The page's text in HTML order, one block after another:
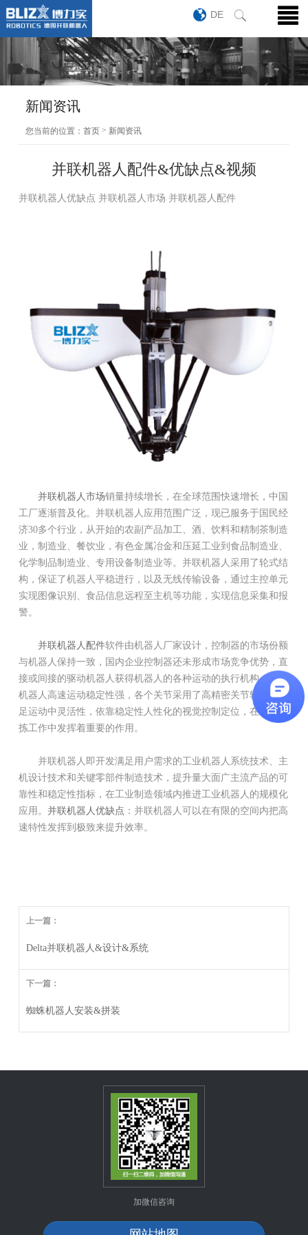
DE
新闻资讯
您当前的位置：首页 > 新闻资讯
并联机器人配件&优缺点&视频
并联机器人优缺点 并联机器人市场 并联机器人配件
并联机器人市场销量持续增长，在全球范围快速增长，中国
工厂逐渐普及化。并联机器人应用范围广泛，现已服务于国民经
济30多个行业，从开始的农副产品加工、酒、饮料和精制茶制造
业，制造业、餐饮业，有色金属冶金和压延工业到食品制造业、
化学制品制造业、专用设备制造业等。并联机器人采用了轮式结
构，保证了机器人平稳进行，以及无线传输设备，通过主控单元
实现图像识别、食品信息远程至主机等功能，实现信息采集和报
警。
并联机器人配件软件由机器人厂家设计，控制器的市场份额
与机器人保持一致，国内企业控制器还未形成市场竞争优势，直
接或间接的驱动机器人获得机器人的各种运动的执行机构。并联
机器人高速运动稳定性强，各个关节采用了高精密关节轴承来满
足运动中灵活性，依靠稳定性人性化的视觉控制定位，在各种分
拣工作中发挥着重要的作用。
并联机器人即开发满足用户需求的工业机器人系统技术、主
机设计技术和关键零部件制造技术，提升量大面广主流产品的可
靠性和稳定性指标，在工业制造领域内推进工业机器人的规模化
应用。 并联机器人优缺点 ：并联机器人可以在有限的空间内把高
速特性发挥到极致来提升效率。
上一篇：
Delta并联机器人&设计&系统
下一篇：
蜘蛛机器人安装&拼装
加微信咨询